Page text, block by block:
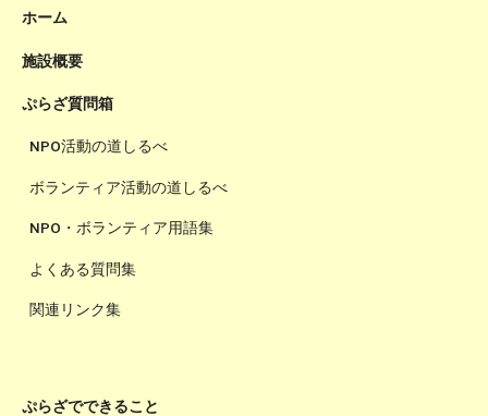
ホーム
施設概要
ぷらざ質問箱
NPO活動の道しるべ
ボランティア活動の道しるべ
NPO・ボランティア用語集
よくある質問集
関連リンク集
ぷらざでできること